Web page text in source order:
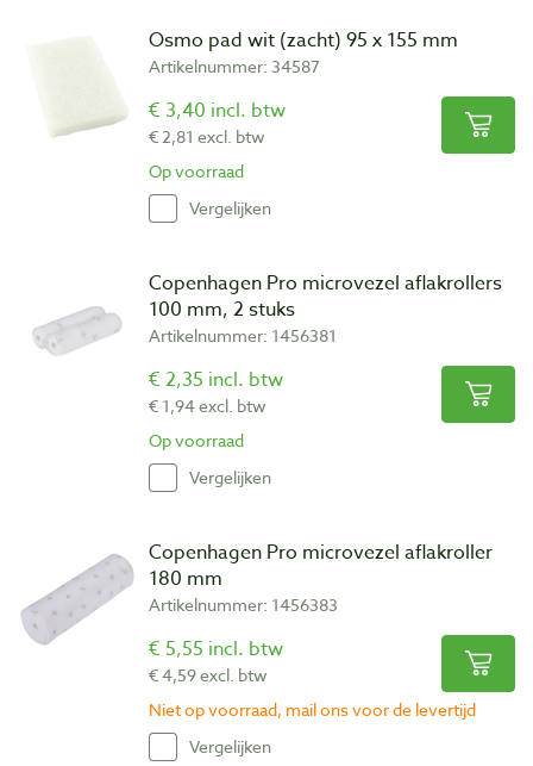
Osmo pad wit (zacht) 95 x 155 mm
Artikelnummer: 34587
€ 3,40 incl. btw
€ 2,81 excl. btw
Op voorraad
Vergelijken
Copenhagen Pro microvezel aflakrollers
100 mm, 2 stuks
Artikelnummer: 1456381
€ 2,35 incl. btw
€ 1,94 excl. btw
Op voorraad
Vergelijken
Copenhagen Pro microvezel aflakroller
180 mm
Artikelnummer: 1456383
€ 5,55 incl. btw
€ 4,59 excl. btw
Niet op voorraad, mail ons voor de levertijd
Vergelijken